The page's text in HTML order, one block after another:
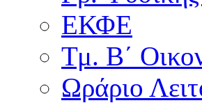
ΕΚΦΕ
Τμ. Β΄
Ωράριο